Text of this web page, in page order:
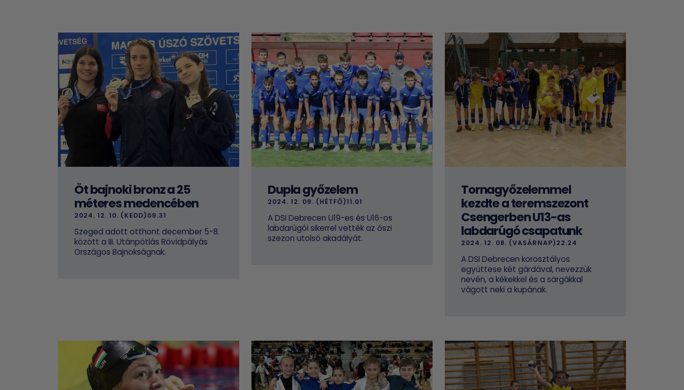
Öt bajnoki bronz a 25
méteres medencében
2024. 12. 10. (KEDD)09.31
Szeged adott otthont december 5-8.
között a III. Utánpótlás Rövidpályás
Országos Bajnokságnak.
Dupla győzelem
2024. 12. 09. (HÉTFŐ)11.01
A DSI Debrecen U19-es és U16-os
labdarúgói sikerrel vették az őszi
szezon utolsó akadályát.
Tornagyőzelemmel
kezdte a teremszezont
Csengerben U13-as
labdarúgó csapatunk
2024. 12. 08. (VASÁRNAP)22.24
A DSI Debrecen korosztályos
együttese két gárdával, nevezzük
nevén, a kékekkel és a sárgákkal
vágott neki a kupának.